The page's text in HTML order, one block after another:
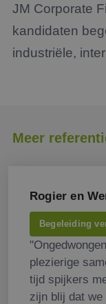
JM Corporate
kandidaten
industriële,
Meer
Rogier en
Begeleiding
plezierige
tijd spijkers
zijn blij dat we